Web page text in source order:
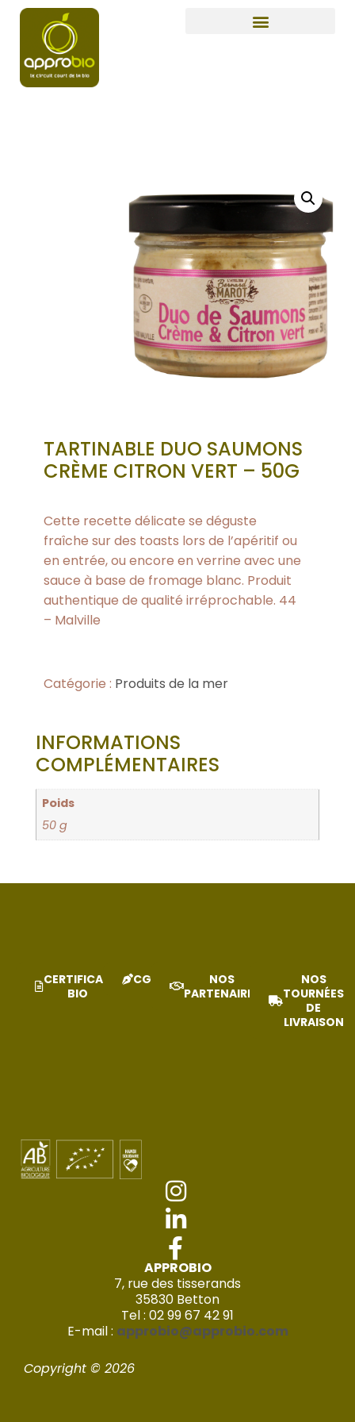
TARTINABLE DUO SAUMONS
CRÈME CITRON VERT – 50G
Cette recette délicate se déguste
fraîche sur des toasts lors de l’apéritif ou
en entrée, ou encore en verrine avec une
sauce à base de fromage blanc. Produit
authentique de qualité irréprochable. 44
– Malville
Catégorie : Produits de la mer
INFORMATIONS
COMPLÉMENTAIRES
Poids
50 g
CERTIFICAT
BIO
CGV
NOS
PARTENAIRES
NOS
TOURNÉES
DE
LIVRAISON
APPROBIO
7, rue des tisserands
35830 Betton
Tel : 02 99 67 42 91
E-mail : approbio@approbio.com
Copyright © 2026